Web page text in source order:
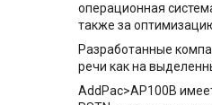
операционная
также за
Разработанные
речи как на
AddPac>AP100B